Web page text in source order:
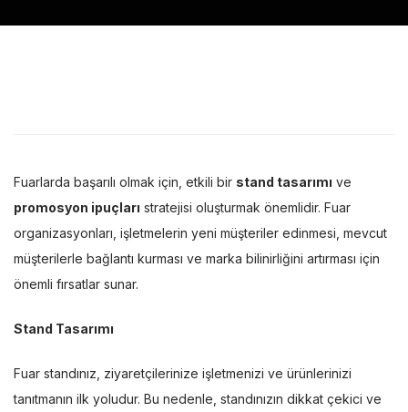
Fuarlarda başarılı olmak için, etkili bir stand tasarımı ve
promosyon ipuçları stratejisi oluşturmak önemlidir. Fuar
organizasyonları, işletmelerin yeni müşteriler edinmesi, mevcut
müşterilerle bağlantı kurması ve marka bilinirliğini artırması için
önemli fırsatlar sunar.
Stand Tasarımı
Fuar standınız, ziyaretçilerinize işletmenizi ve ürünlerinizi
tanıtmanın ilk yoludur. Bu nedenle, standınızın dikkat çekici ve